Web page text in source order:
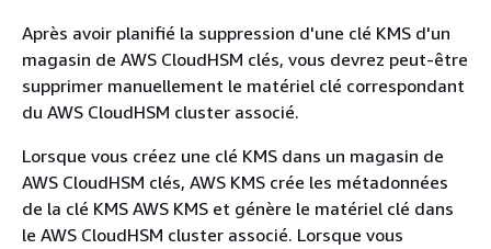
Après avoir planifié la suppression d'une clé KMS d'un
magasin de AWS CloudHSM clés, vous devrez peut-être
supprimer manuellement le matériel clé correspondant
du AWS CloudHSM cluster associé.
Lorsque vous créez une clé KMS dans un magasin de
AWS CloudHSM clés, AWS KMS crée les métadonnées
de la clé KMS AWS KMS et génère le matériel clé dans
le AWS CloudHSM cluster associé. Lorsque vous